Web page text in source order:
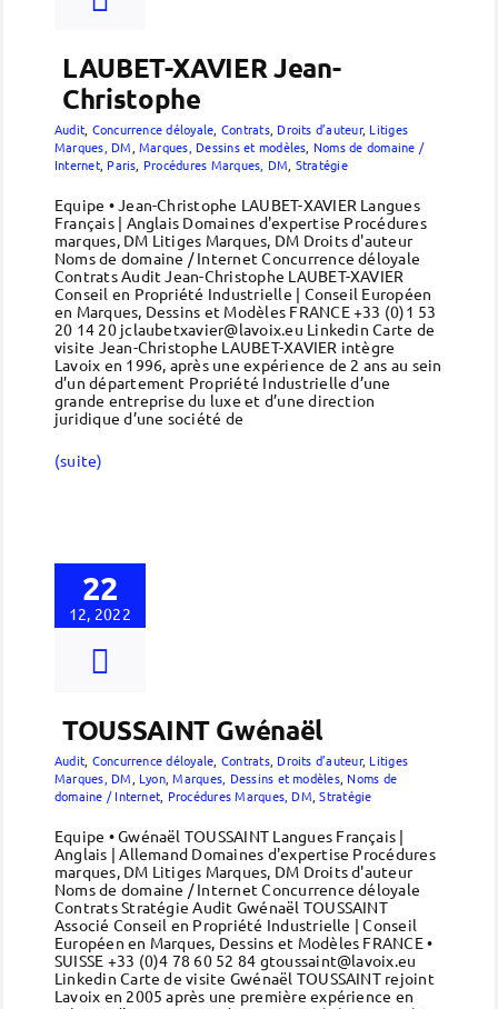
LAUBET-XAVIER Jean-
Christophe
Audit Concurrence déloyale Contrats, Droits d’auteur, Litiges
Marques, DM Marques, Dessins et modèles Noms de domaine /
Internet, Paris Procédures Marques, DM Stratégie
Equipe • Jean-Christophe LAUBET-XAVIER Langues
Français | Anglais Domaines d'expertise Procédures
marques, DM Litiges Marques, DM Droits d'auteur
Noms de domaine / Internet Concurrence déloyale
Contrats Audit Jean-Christophe LAUBET-XAVIER
Conseil en Propriété Industrielle | Conseil Européen
en Marques, Dessins et Modèles FRANCE +33 (0)1 53
20 14 20 jclaubetxavier@lavoix.eu Linkedin Carte de
visite Jean-Christophe LAUBET-XAVIER intègre
Lavoix en 1996, après une expérience de 2 ans au sein
d’un département Propriété Industrielle d’une
grande entreprise du luxe et d’une direction
juridique d’une société de
(suite)
22
12, 2022
TOUSSAINT Gwénaël
Audit Concurrence déloyale Contrats, Droits d’auteur, Litiges
Marques, DM Lyon,Marques, Dessins et modèles, Noms de
domaine / Internet Procédures Marques, DM ,Stratégie
Equipe • Gwénaël TOUSSAINT Langues Français |
Anglais | Allemand Domaines d'expertise Procédures
marques, DM Litiges Marques, DM Droits d'auteur
Noms de domaine / Internet Concurrence déloyale
Contrats Stratégie Audit Gwénaël TOUSSAINT
Associé Conseil en Propriété Industrielle | Conseil
Européen en Marques, Dessins et Modèles FRANCE •
SUISSE +33 (0)4 78 60 52 84 gtoussaint@lavoix.eu
Linkedin Carte de visite Gwénaël TOUSSAINT rejoint
Lavoix en 2005 après une première expérience en